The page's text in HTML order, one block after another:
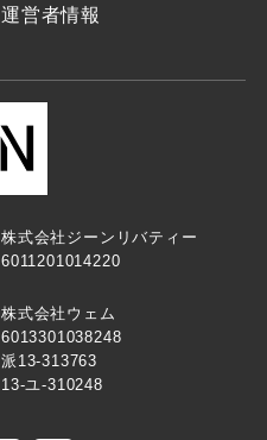
運営者情報
株式会社ジーンリバティー
6011201014220
株式会社ウェム
6013301038248
派13-313763
13-ユ-310248